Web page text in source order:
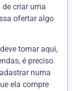
criar uma
ofertar algo
tomar aqui,
é preciso
numa
ela compre